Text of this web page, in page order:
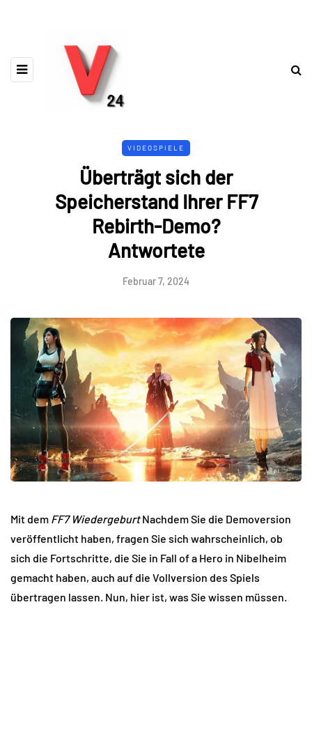
VIDEOSPIELE
Überträgt sich der
Speicherstand Ihrer FF7
Rebirth-Demo?
Antwortete
Februar 7, 2024
Mit dem FF7 WiedergeburtNachdem Sie die Demoversion
veröffentlicht haben, fragen Sie sich wahrscheinlich, ob
sich die Fortschritte, die Sie in Fall of a Hero in Nibelheim
gemacht haben, auch auf die Vollversion des Spiels
übertragen lassen. Nun, hier ist, was Sie wissen müssen.